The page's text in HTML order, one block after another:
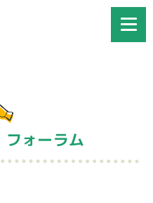
フォーラム